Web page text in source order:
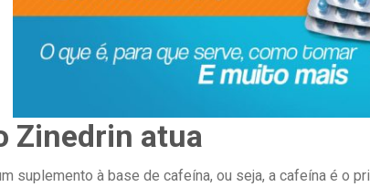
Zinedrin atua
suplemento à base de cafeína, ou seja, a cafeína é o